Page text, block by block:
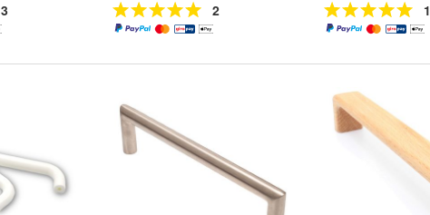
3 2 1